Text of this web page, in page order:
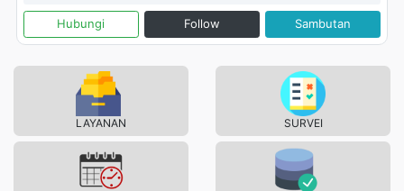
Hubungi Follow Sambutan
LAYANAN SURVEI